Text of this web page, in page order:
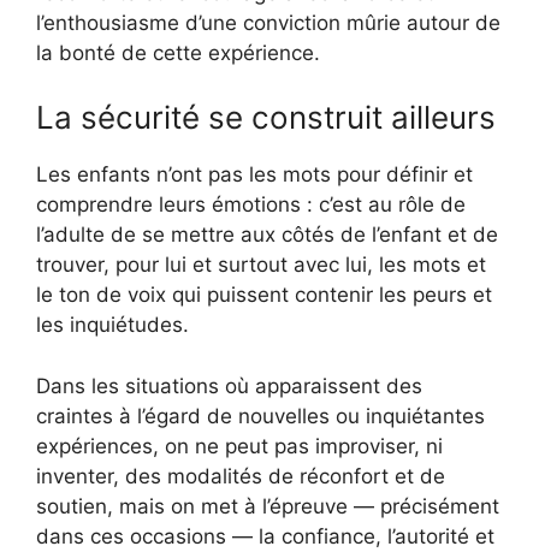
l’enthousiasme d’une conviction mûrie autour de
la bonté de cette expérience.
La sécurité se construit ailleurs
Les enfants n’ont pas les mots pour définir et
comprendre leurs émotions : c’est au rôle de
l’adulte de se mettre aux côtés de l’enfant et de
trouver, pour lui et surtout avec lui, les mots et
le ton de voix qui puissent contenir les peurs et
les inquiétudes.
Dans les situations où apparaissent des
craintes à l’égard de nouvelles ou inquiétantes
expériences, on ne peut pas improviser, ni
inventer, des modalités de réconfort et de
soutien, mais on met à l’épreuve — précisément
dans ces occasions — la confiance, l’autorité et